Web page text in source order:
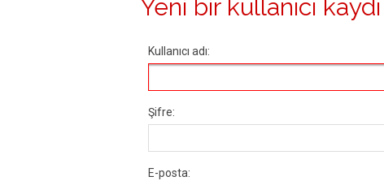
Yeni bir kullanıcı kaydı
Kullanıcı adı:
Şifre:
E-posta: